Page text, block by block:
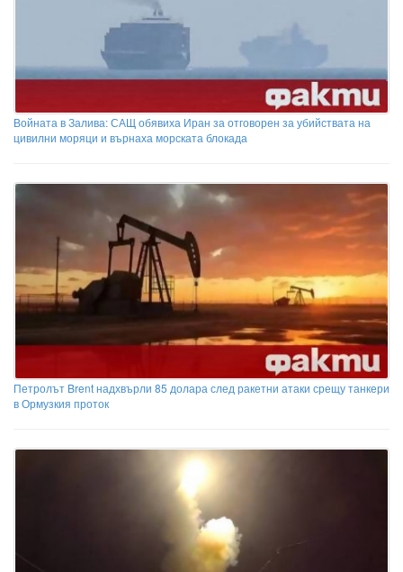
Войната в Залива: САЩ обявиха Иран за отговорен за убийствата на
цивилни моряци и върнаха морската блокада
Петролът Brent надхвърли 85 долара след ракетни атаки срещу танкери
в Ормузкия проток